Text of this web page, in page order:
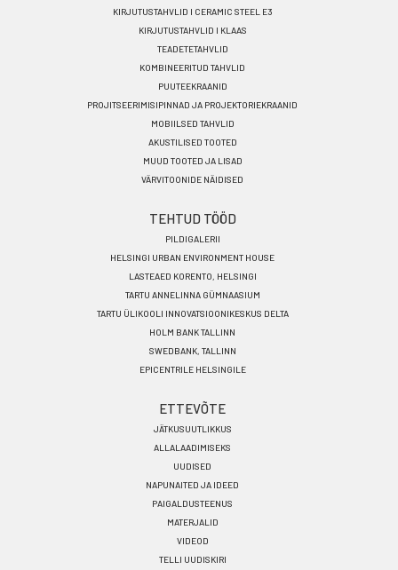
KIRJUTUSTAHVLID I CERAMIC STEEL E3
KIRJUTUSTAHVLID I KLAAS
TEADETETAHVLID
KOMBINEERITUD TAHVLID
PUUTEEKRAANID
PROJITSEERIMISIPINNAD JA PROJEKTORIEKRAANID
MOBIILSED TAHVLID
AKUSTILISED TOOTED
MUUD TOOTED JA LISAD
VÄRVITOONIDE NÄIDISED
TEHTUD TÖÖD
PILDIGALERII
HELSINGI URBAN ENVIRONMENT HOUSE
LASTEAED KORENTO, HELSINGI
TARTU ANNELINNA GÜMNAASIUM
TARTU ÜLIKOOLI INNOVATSIOONIKESKUS DELTA
HOLM BANK TALLINN
SWEDBANK, TALLINN
EPICENTRILE HELSINGILE
ETTEVÕTE
JÄTKUSUUTLIKKUS
ALLALAADIMISEKS
UUDISED
NAPUNAITED JA IDEED
PAIGALDUSTEENUS
MATERJALID
VIDEOD
TELLI UUDISKIRI